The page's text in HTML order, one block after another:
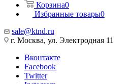
Корзина0
Избранные товары0
sale@ktnd.ru
г. Москва, ул. Электродная 11
Вконтакте
Facebook
Twitter